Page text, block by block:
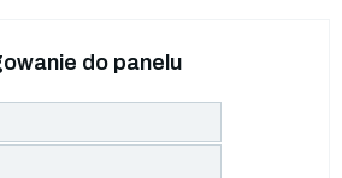
do panelu